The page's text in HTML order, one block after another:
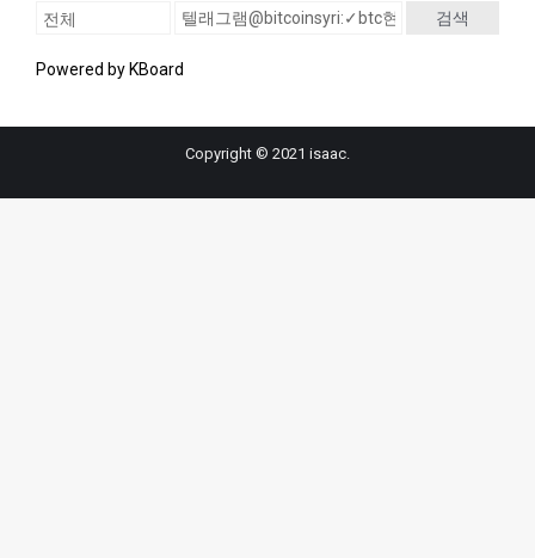
검색
Powered by KBoard
Copyright © 2021 isaac.